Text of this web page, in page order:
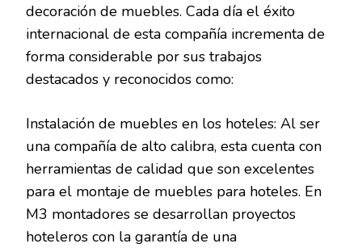
decoración de muebles. Cada día el éxito
internacional de esta compañía incrementa de
forma considerable por sus trabajos
destacados y reconocidos como:
Instalación de muebles en los hoteles: Al ser
una compañía de alto calibra, esta cuenta con
herramientas de calidad que son excelentes
para el montaje de muebles para hoteles. En
M3 montadores se desarrollan proyectos
hoteleros con la garantía de una